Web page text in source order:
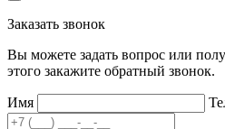
Заказать звонок
Вы можете задать вопрос или
этого закажите обратный звонок.
Имя